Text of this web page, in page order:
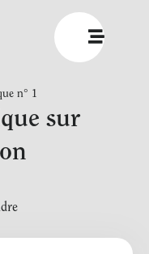
n° 1
sur